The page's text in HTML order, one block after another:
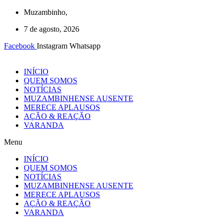
Muzambinho,
7 de agosto, 2026
Facebook Instagram Whatsapp
INÍCIO
QUEM SOMOS
NOTÍCIAS
MUZAMBINHENSE AUSENTE
MERECE APLAUSOS
AÇÃO & REAÇÃO
VARANDA
Menu
INÍCIO
QUEM SOMOS
NOTÍCIAS
MUZAMBINHENSE AUSENTE
MERECE APLAUSOS
AÇÃO & REAÇÃO
VARANDA